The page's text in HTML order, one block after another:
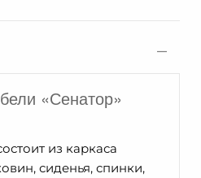
«Сенатор»
из каркаса
сиденья, спинки,